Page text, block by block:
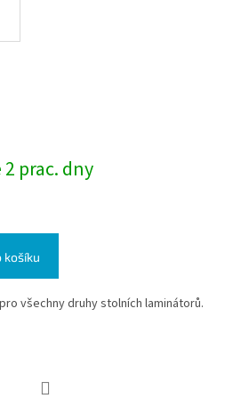
prac. dny
košíku
všechny druhy stolních laminátorů.